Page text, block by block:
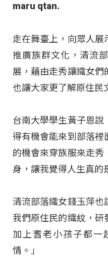
maru qtan.
走在舞臺上，向眾人展
推廣族群文化，清流
展，藉由走秀讓織女們
也讓大家更了解原住民
台南大學學生黃子恩
得有機會能來到部落裡
的機會來穿族服來走秀
身，讓我覺得人生真的
清流部落織女錢玉萍
我們原住民的織紋，研
加上耆老小孩子都一
情。」